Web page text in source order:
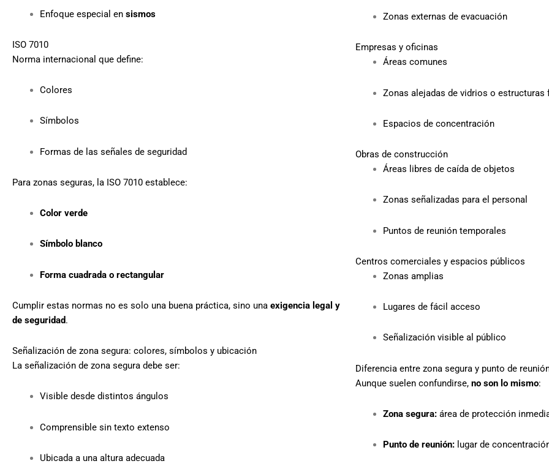
Enfoque especial en sismos
ISO 7010
Norma internacional que define:
Colores
Símbolos
Formas de las señales de seguridad
Para zonas seguras, la ISO 7010 establece:
Color verde
Símbolo blanco
Forma cuadrada o rectangular
Cumplir estas normas no es solo una buena práctica, sino una exigencia legal y
de seguridad.
Señalización de zona segura: colores, símbolos y ubicación
La señalización de zona segura debe ser:
Visible desde distintos ángulos
Comprensible sin texto extenso
Ubicada a una altura adecuada
Zonas externas de evacuación
Empresas y oficinas
Áreas comunes
Zonas alejadas de vidrios o estructuras
Espacios de concentración
Obras de construcción
Áreas libres de caída de objetos
Zonas señalizadas para el personal
Puntos de reunión temporales
Centros comerciales y espacios públicos
Zonas amplias
Lugares de fácil acceso
Señalización visible al público
Diferencia entre zona segura y punto de
Aunque suelen confundirse, no son lo mismo:
Zona segura: área de protección
Punto de reunión: lugar de